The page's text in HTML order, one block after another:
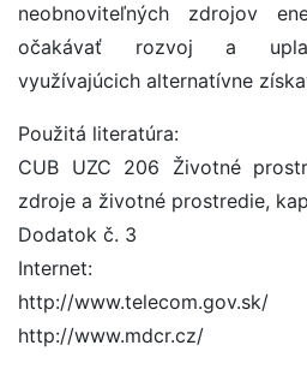
neobnoviteľných zdrojov
očakávať rozvoj a
využívajúcich alternatívne
Použitá literatúra:
CUB UZC 206 Životné
zdroje a životné prostredie,
Dodatok č. 3
Internet:
http://www.telecom.gov.sk/
http://www.mdcr.cz/